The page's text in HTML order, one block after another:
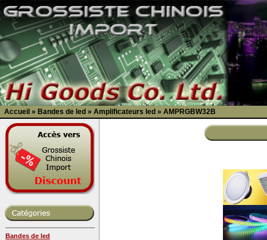
Accueil » Bandes de led » Amplificateurs led » AMPRGBW32B
Bandes de led